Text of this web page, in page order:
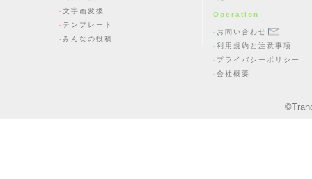
文字画変換
テンプレート
みんなの投稿
Operation
お問い合わせ
利用規約と注意事項
プライバシーポリシー
会社概要
©